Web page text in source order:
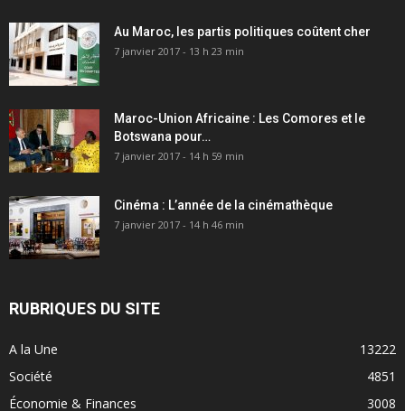
Au Maroc, les partis politiques coûtent cher
7 janvier 2017 - 13 h 23 min
Maroc-Union Africaine : Les Comores et le
Botswana pour…
7 janvier 2017 - 14 h 59 min
Cinéma : L’année de la cinémathèque
7 janvier 2017 - 14 h 46 min
RUBRIQUES DU SITE
A la Une
13222
Société
4851
Économie & Finances
3008